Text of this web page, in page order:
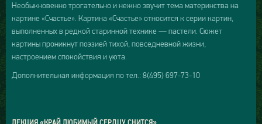
Необыкновенно трогательно и нежно звучит тема материнства на
картине «Счастье». Картина «Счастье» относится к серии картин,
выполненных в редкой старинной технике — пастели. Сюжет
картины проникнут поэзией тихой, повседневной жизни,
настроением спокойствия и уюта.
Дополнительная информация по тел.: 8(495) 697-73-10